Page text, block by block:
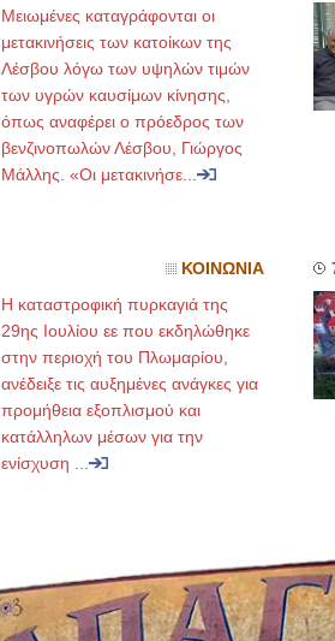
Μειωμένες καταγράφονται οι
μετακινήσεις των κατοίκων της
Λέσβου λόγω των υψηλών τιμών
των υγρών καυσίμων κίνησης,
όπως αναφέρει ο πρόεδρος των
βενζινοπωλών Λέσβου, Γιώργος
Μάλλης. «Οι μετακινήσε...
ΚΟΙΝΩΝΙΑ
Η καταστροφική πυρκαγιά της
29ης Ιουλίου εε που εκδηλώθηκε
στην περιοχή του Πλωμαρίου,
ανέδειξε τις αυξημένες ανάγκες για
προμήθεια εξοπλισμού και
κατάλληλων μέσων για την
ενίσχυση ...